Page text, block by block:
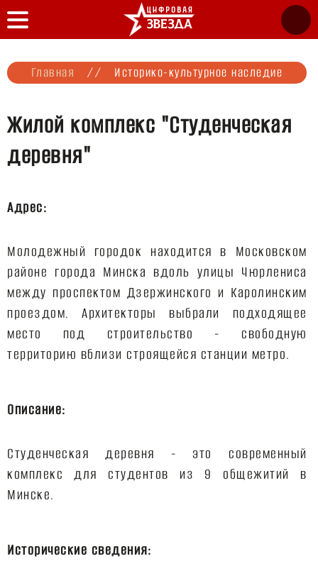
Главная // Историко-культурное наследие
Жилой комплекс "Студенческая
деревня"
Адрес:
Молодежный городок находится в Московском
районе города Минска вдоль улицы Чюрлениса
между проспектом Дзержинского и Каролинским
проездом. Архитекторы выбрали подходящее
место под строительство - свободную
территорию вблизи строящейся станции метро.
Описание:
Студенческая деревня - это современный
комплекс для студентов из 9 общежитий в
Минске.
Исторические сведения: